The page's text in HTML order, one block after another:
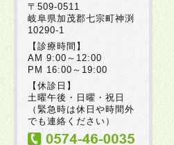
〒509-0511
岐阜県加茂郡七宗町神渕
10290-1
【診療時間】
AM 9:00～12:00
PM 16:00～19:00
【休診日】
土曜午後・日曜・祝日
（緊急時は休日や時間外
でも連絡ください）